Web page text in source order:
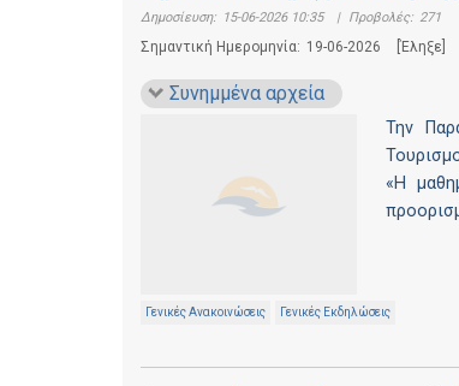
Δημοσίευση: 15-06-2026 10:35 | Προβολές: 271
Σημαντική Ημερομηνία: 19-06-2026 [Έληξε]
Συνημμένα αρχεία
Την
«Η
Γενικές Ανακοινώσεις Γενικές Εκδηλώσεις